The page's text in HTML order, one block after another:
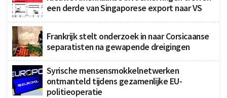
een derde van Singaporese export naar VS
Frankrijk stelt onderzoek in naar Corsicaanse
separatisten na gewapende dreigingen
Syrische mensensmokkelnetwerken
ontmanteld tijdens gezamenlijke EU-
politieoperatie